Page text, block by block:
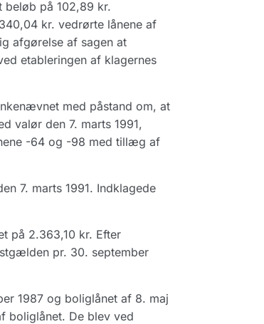
beløb på 102,89 kr.
kr. vedrørte lånene af
afgørelse af sagen at
etableringen af klagernes
med påstand om, at
valør den 7. marts 1991,
-64 og -98 med tillæg af
7. marts 1991. Indklagede
på 2.363,10 kr. Efter
pr. 30. september
1987 og boliglånet af 8. maj
boliglånet. De blev ved